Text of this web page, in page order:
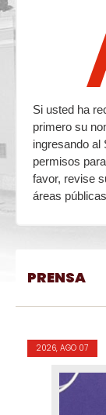
Si usted ha
primero su
ingresando al
permisos
favor, revise
áreas
PRENSA
2026, AGO 07